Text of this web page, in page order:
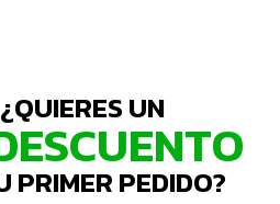
¿QUIERES UN
PRIMER PEDIDO?